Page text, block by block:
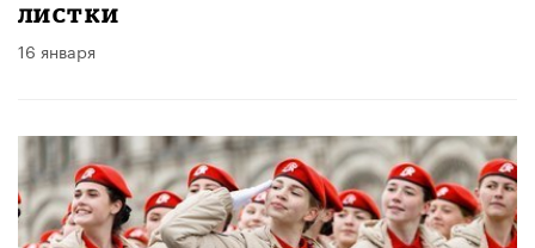
листки
16 января